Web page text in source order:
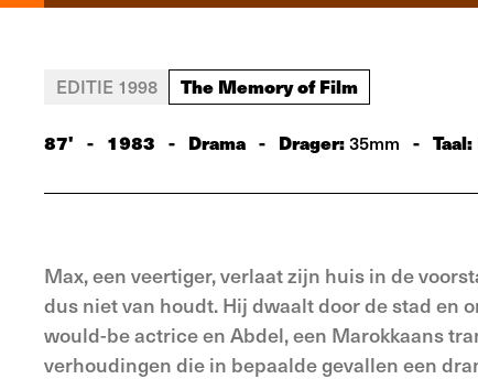
EDITIE 1998 The Memory of Film
87' - 1983 - Drama - Drager:35mm - Taal:
Max, een veertiger, verlaat zijn huis in de
dus niet van houdt. Hij dwaalt door de stad en
would-be actrice en Abdel, een Marokkaans
verhoudingen die in bepaalde gevallen een